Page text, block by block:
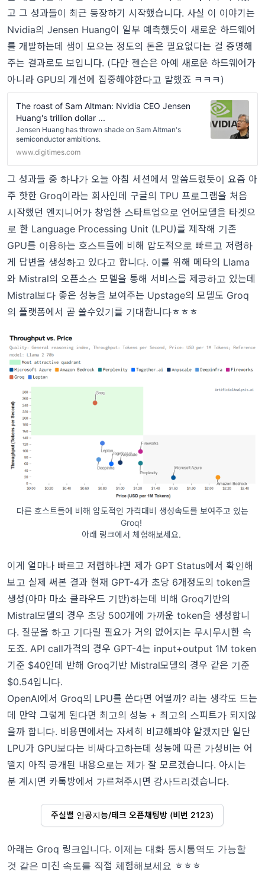
고 그 성과들이 최근 등장하기 시작했습니다. 사실 이 이야기는
Nvidia의 Jensen Huang이 일부 예측했듯이 새로운 하드웨어
를 개발하는데 샘이 모으는 정도의 돈은 필요없다는 걸 증명해
주는 결과로도 보입니다. (다만 젠슨은 아예 새로운 하드웨어가
아니라 GPU의 개선에 집중해야한다고 말했죠 ㅋㅋㅋ)
The roast of Sam Altman: Nvidia CEO Jensen
Huang's trillion dollar ...
Jensen Huang has thrown shade on Sam Altman's
semiconductor ambitions.
www.digitimes.com
그 성과들 중 하나가 오늘 아침 세션에서 말씀드렸듯이 요즘 아
주 핫한 Groq이라는 회사인데 구글의 TPU 프로그램을 처음
시작했던 엔지니어가 창업한 스타트업으로 언어모델을 타겟으
로 한 Language Processing Unit (LPU)를 제작해 기존
GPU를 이용하는 호스트들에 비해 압도적으로 빠르고 저렴하
게 답변을 생성하고 있다고 합니다. 이를 위해 메타의 Llama
와 Mistral의 오픈소스 모델을 통해 서비스를 제공하고 있는데
Mistral보다 좋은 성능을 보여주는 Upstage의 모델도 Groq
의 플랫폼에서 곧 쓸수있기를 기대합니다ㅎㅎㅎ
다른 호스트들에 비해 압도적인 가격대비 생성속도를 보여주고 있는
Groq!
아래 링크에서 체험해보세요.
이게 얼마나 빠르고 저렴하냐면 제가 GPT Status에서 확인해
보고 실제 써본 결과 현재 GPT-4가 초당 6개정도의 token을
생성(아마 마소 클라우드 기반)하는데 비해 Groq기반의
Mistral모델의 경우 초당 500개에 가까운 token을 생성합니
다. 질문을 하고 기다릴 필요가 거의 없어지는 무시무시한 속
도죠. API call가격의 경우 GPT-4는 input+output 1M token
기준 $40인데 반해 Groq기반 Mistral모델의 경우 같은 기준
$0.54입니다.
OpenAI에서 Groq의 LPU를 쓴다면 어떨까? 라는 생각도 드는
데 만약 그렇게 된다면 최고의 성능 + 최고의 스피트가 되지않
을까 합니다. 비용면에서는 자세히 비교해봐야 알겠지만 일단
LPU가 GPU보다는 비싸다고하는데 성능에 따른 가성비는 어
떨지 아직 공개된 내용으로는 제가 잘 모르겠습니다. 아시는
분 계시면 카톡방에서 가르쳐주시면 감사드리겠습니다.
주실밸 인공지능/테크 오픈채팅방 (비번 2123)
아래는 Groq 링크입니다. 이제는 대화 동시통역도 가능할
것 같은 미친 속도를 직접 체험해보세요 ㅎㅎㅎ